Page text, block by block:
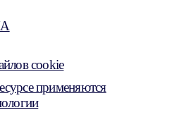
cookie
применяются